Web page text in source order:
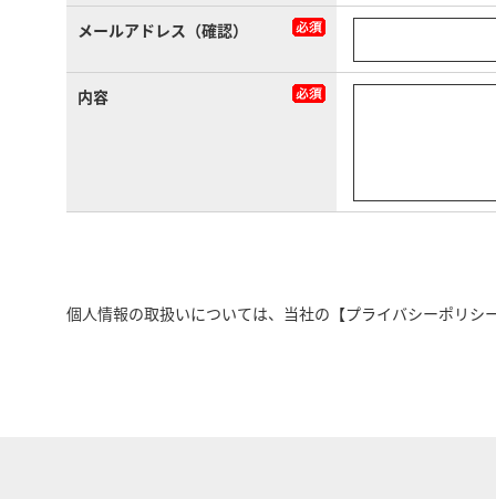
メールアドレス（確認）
内容
個人情報の取扱いについては、当社の 【プライバシーポリシ